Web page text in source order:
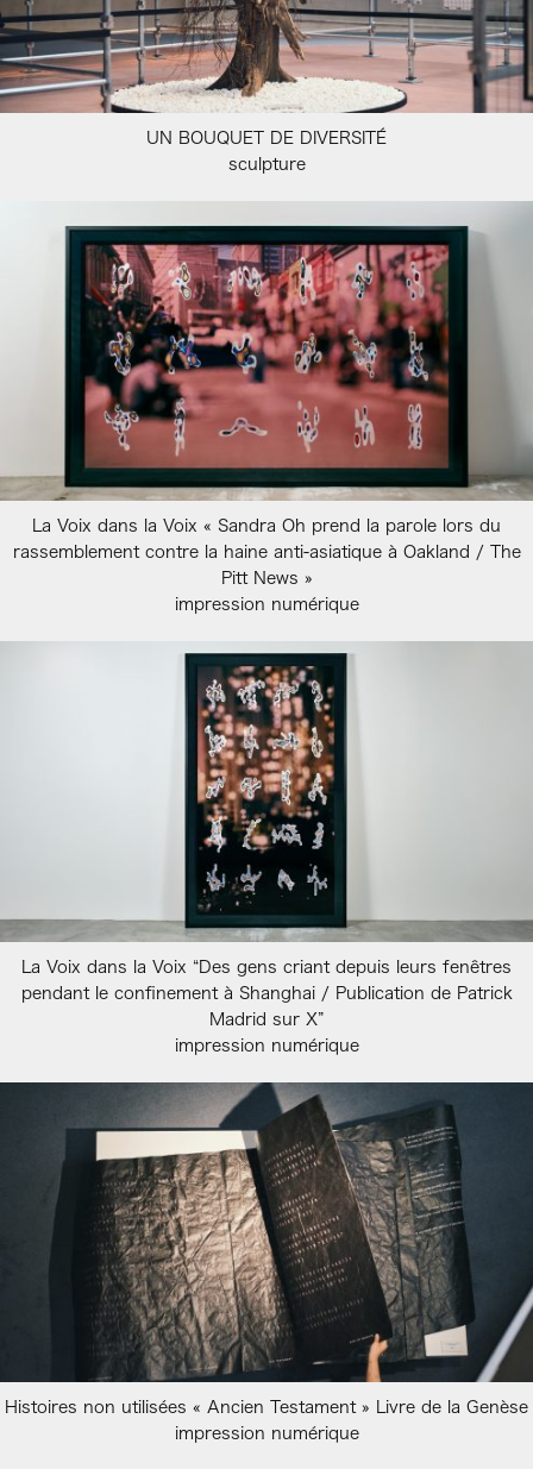
UN BOUQUET DE DIVERSITÉ
sculpture
La Voix dans la Voix « Sandra Oh prend la parole lors du
rassemblement contre la haine anti-asiatique à Oakland / The
Pitt News »
impression numérique
La Voix dans la Voix “Des gens criant depuis leurs fenêtres
pendant le confinement à Shanghai / Publication de Patrick
Madrid sur X”
impression numérique
Histoires non utilisées « Ancien Testament » Livre de la Genèse
impression numérique